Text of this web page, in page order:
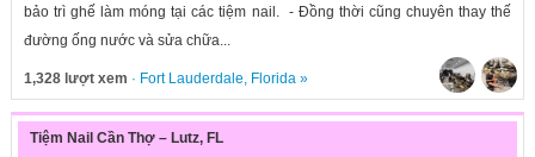
bảo trì ghế làm móng tại các tiệm nail. - Đồng thời cũng chuyên thay thế
đường ống nước và sửa chữa...
1,328 lượt xem · Fort Lauderdale, Florida»
Tiệm Nail Cần Thợ – Lutz, FL